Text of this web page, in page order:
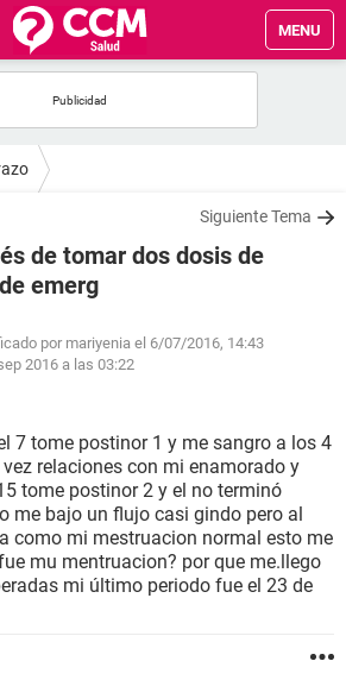
MENU
Siguiente Tema
de tomar dos dosis de
emerg
por mariyenia el 6/07/2016, 14:43
2016 a las 03:22
7 tome postinor 1 y me sangro a los 4
relaciones con mi enamorado y
tome postinor 2 y el no terminó
me bajo un flujo casi gindo pero al
como mi mestruacion normal esto me
mu mentruacion? por que me.llego
mi último periodo fue el 23 de